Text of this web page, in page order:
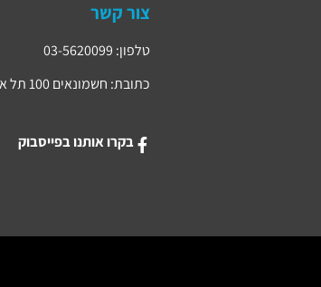
צור קשר
טלפון: 03-5620099
כתובת: חשמונאים 100 תל אביב
בקרו אותנו בפייסבוק